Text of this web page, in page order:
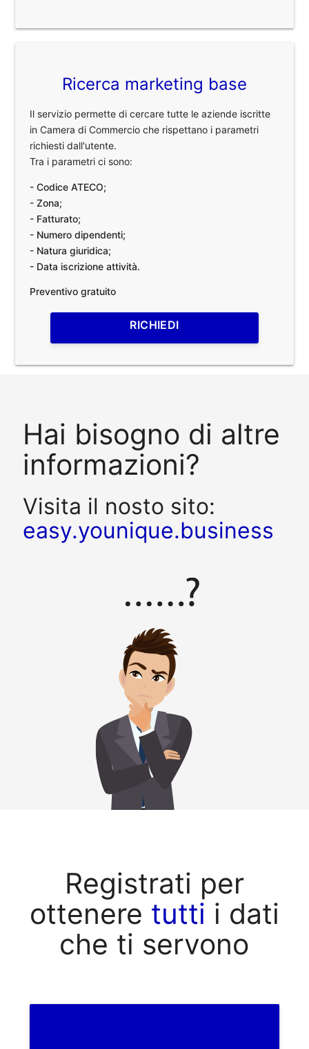
Ricerca marketing base
Il servizio permette di cercare tutte le aziende iscritte
in Camera di Commercio che rispettano i parametri
richiesti dall'utente.
Tra i parametri ci sono:
- Codice ATECO;
- Zona;
- Fatturato;
- Numero dipendenti;
- Natura giuridica;
- Data iscrizione attività.
Preventivo gratuito
RICHIEDI
Hai bisogno di altre
informazioni?
Visita il nosto sito:
easy.younique.business
Registrati per
ottenere tutti i dati
che ti servono